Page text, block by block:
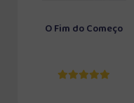
O Fim do Começo